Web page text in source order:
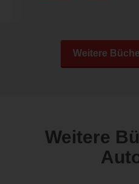
Weitere
Weitere